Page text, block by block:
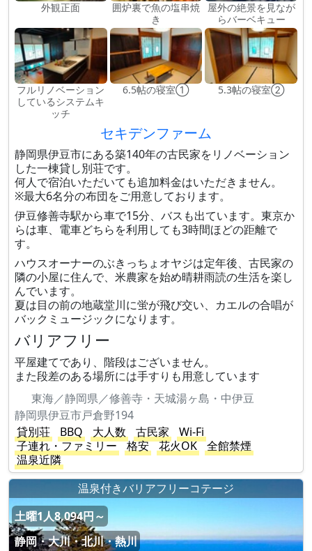
外観正面
囲炉裏で魚の塩串焼
き
屋外の絶景を見なが
らバーベキュー
フルリノベーション
しているシステムキ
ッチ
6.5帖の寝室① 5.3帖の寝室②
セキデンファーム
静岡県伊豆市にある築140年の古民家をリノベーション
した一棟貸し別荘です。
何人で宿泊いただいても追加料金はいただきません。
※最大6名分の布団をご用意しております。
伊豆修善寺駅から車で15分、バスも出ています。東京か
らは車、電車どちらを利用しても3時間ほどの距離で
す。
ハウスオーナーのぶきっちょオヤジは定年後、古民家の
隣の小屋に住んで、米農家を始め晴耕雨読の生活を楽し
んでいます。
夏は目の前の地蔵堂川に蛍が飛び交い、カエルの合唱が
バックミュージックになります。
バリアフリー
平屋建てであり、階段はございません。
また段差のある場所には手すりも用意しています
東海／静岡県／修善寺・天城湯ヶ島・中伊豆
静岡県伊豆市戸倉野194
貸別荘
BBQ 大人数 古民家
Wi-Fi
子連れ・ファミリー
格安 花火OK
全館禁煙
温泉近隣
温泉付きバリアフリーコテージ
土曜1人8,094円～
静岡・大川・北川・熱川